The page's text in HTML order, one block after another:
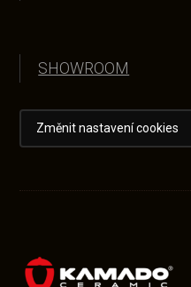
SHOWROOM
Změnit nastavení cookies